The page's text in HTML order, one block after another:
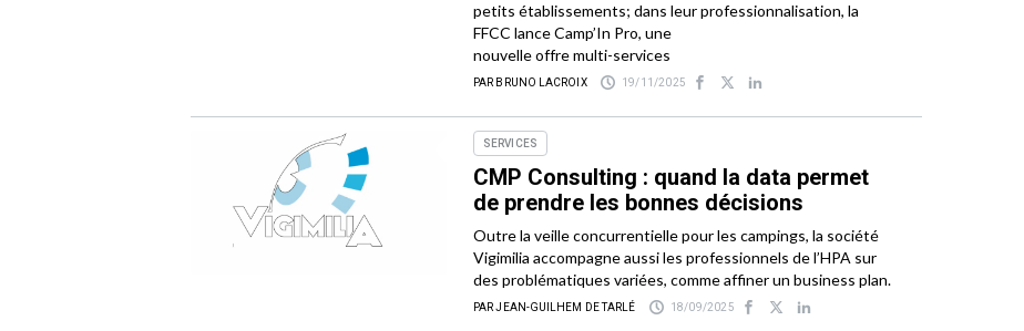
petits établissements; dans leur professionnalisation, la
FFCC lance Camp’In Pro, une
nouvelle offre multi-services
PAR BRUNO LACROIX 19/11/2025
SERVICES
CMP Consulting : quand la data permet
de prendre les bonnes décisions
Outre la veille concurrentielle pour les campings, la société
Vigimilia accompagne aussi les professionnels de l’HPA sur
des problématiques variées, comme affiner un business plan.
PAR JEAN-GUILHEM DE TARLÉ 18/09/2025